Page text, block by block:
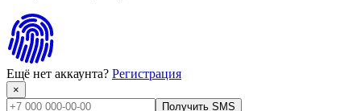
Ещё нет аккаунта? Регистрация
×
Получить SMS